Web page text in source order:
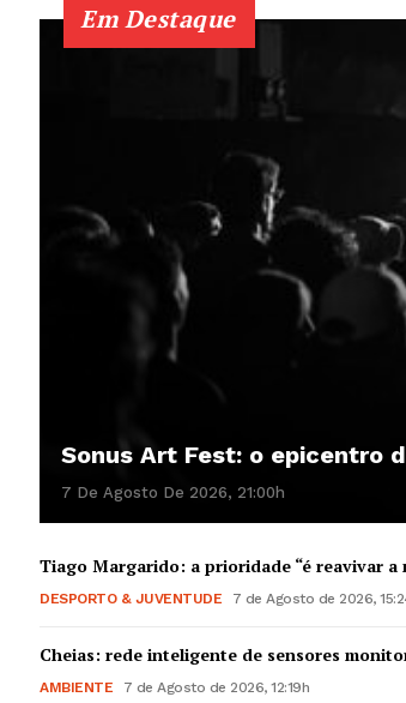
Em Destaque
Sonus Art Fest: o epicentro
7 De Agosto De 2026, 21:00h
Tiago Margarido: a prioridade “é reavivar a
DESPORTO & JUVENTUDE 7 de Agosto de 2026,
Cheias: rede inteligente de sensores
AMBIENTE 7 de Agosto de 2026, 12:19h